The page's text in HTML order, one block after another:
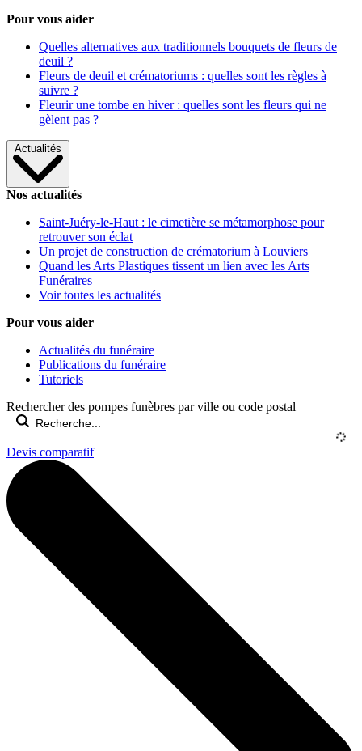
Pour vous aider
Quelles alternatives aux traditionnels bouquets de fleurs de
deuil ?
Fleurs de deuil et crématoriums : quelles sont les règles à
suivre ?
Fleurir une tombe en hiver : quelles sont les fleurs qui ne
gèlent pas ?
Actualités
Nos actualités
Saint-Juéry-le-Haut : le cimetière se métamorphose pour
retrouver son éclat
Un projet de construction de crématorium à Louviers
Quand les Arts Plastiques tissent un lien avec les Arts
Funéraires
Voir toutes les actualités
Pour vous aider
Actualités du funéraire
Publications du funéraire
Tutoriels
Rechercher des pompes funèbres par ville ou code postal
Devis comparatif